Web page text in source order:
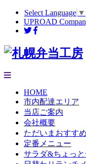
Select Language ▼
UPROAD
HOME
市内配達エリア
当店ご案内
会社概要
ただいまおすす
定番メニュー
サラダ&ちょっ